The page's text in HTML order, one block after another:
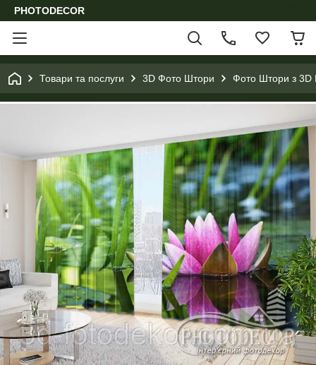
PHOTODECOR
Товари та послуги 3D Фото Штори Фото Штори з 3D